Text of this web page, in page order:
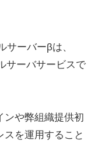
サーバーβは、
サーバサービスで
ンや弊組織提供初
を運用すること